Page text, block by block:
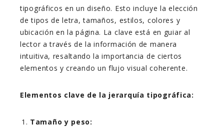
tipográficos en un diseño. Esto incluye la elección
de tipos de letra, tamaños, estilos, colores y
ubicación en la página. La clave está en guiar al
lector a través de la información de manera
intuitiva, resaltando la importancia de ciertos
elementos y creando un flujo visual coherente.
Elementos clave de la jerarquía tipográfica:
Tamaño y peso: